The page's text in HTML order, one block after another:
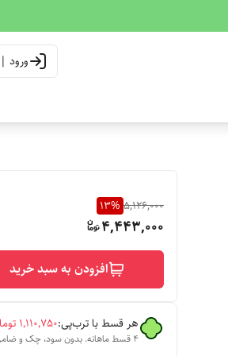
ورود
5,126,000
13%
4,443,000
افزودن به سبد خرید
هر قسط با ترب‌پی:۱٬۱۱۰٬۷۵۰
۴ قسط ماهانه. بدون سود، چک و ضامن.